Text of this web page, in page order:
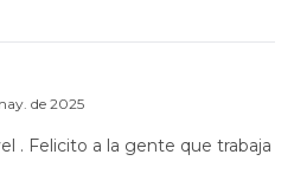
de 2025
. Felicito a la gente que trabaja